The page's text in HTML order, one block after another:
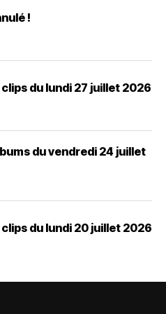
!
du lundi 27 juillet 2026
du vendredi 24 juillet
du lundi 20 juillet 2026